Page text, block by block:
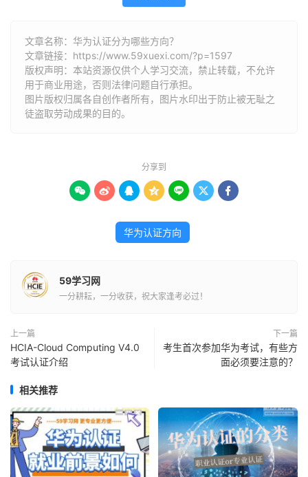
文章名称：华为认证分为哪些方向？
文章链接： https://www.59xuexi.com/?p=1597
版权声明：本站资源仅供个人学习交流，禁止转载，不允许
用于商业用途，否则法律问题自行承担。
图片版权归属各自创作者所有，图片水印出于防止被无耻之
徒盗取劳动成果的目的。
分享到
      
华为认证方向
59学习网
一分耕耘，一分收获，祝大家逢考必过！
上一篇
HCIA-Cloud Computing V4.0
考试认证介绍
下一篇
考生首次参加华为考试，有些方
面必须要注意的？
相关推荐